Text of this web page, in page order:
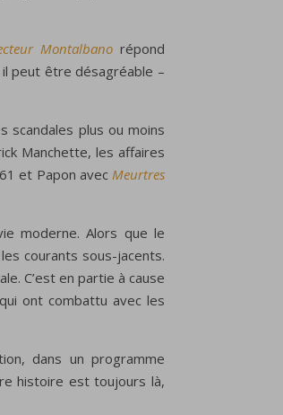
Montalbano répond
peut être désagréable –
scandales plus ou moins
Manchette, les affaires
et Papon avecMeurtres
moderne. Alors que le
courants sous-jacents.
C’est en partie à cause
ont combattu avec les
dans un programme
histoire est toujours là,